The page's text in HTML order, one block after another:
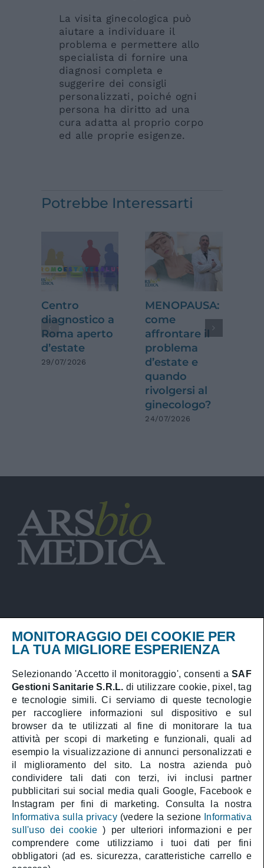
La visita ginecologica può
aiutare a individuare il
problema e permettere allo
specialista di fornire una
diagnosi completa e
suggerire dei consigli
personalizzati, poiché ogni
persona ha diritto ad una
cura adatta al proprio corpo
ed alle proprie esigenze.
Potrebbe Interessarti
Centro
diagnostico a
Roma aperto
d’estate
29/07/2026
MENOPAUSA:
come
affrontare il
problema
d’estate e
quando
rivolgersi al
ginecologo?
24/07/2026
Cookies Policy
Prenota online
Area Medici
SAF Gestioni Sanitarie S.R.L.
Direttore sanitario:Dott. Athos Gentile
Società con unico socio soggetta a direzione e
coordinamento della CAT Holding S.p.A.
Capitale Sociale € 1.000.000 i.v. | C.F. 05323990589 |
P.IVA 01388411009 | R.E.A. RM-488587
MONITORAGGIO DEI COOKIE PER
LA TUA MIGLIORE ESPERIENZA
Selezionando 'Accetto il monitoraggio', consenti a SAF
Gestioni Sanitarie S.R.L. di utilizzare cookie, pixel, tag
e tecnologie simili. Ci serviamo di queste tecnologie
per raccogliere informazioni sul dispositivo e sul
browser da te utilizzati al fine di monitorare la tua
attività per scopi di marketing e funzionali, quali ad
esempio la visualizzazione di annunci personalizzati e
il miglioramento del sito. La nostra azienda può
condividere tali dati con terzi, ivi inclusi partner
pubblicitari sui social media quali Google, Facebook e
Instagram per fini di marketing. Consulta la nostra
Informativa sulla privacy (vedere la sezione Informativa
sull'uso dei cookie ) per ulteriori informazioni e per
comprendere come utilizziamo i tuoi dati per fini
obbligatori (ad es. sicurezza, caratteristiche carrello e